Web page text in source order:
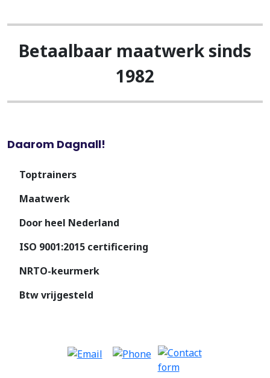
Betaalbaar maatwerk sinds
1982
Daarom Dagnall!
Toptrainers
Maatwerk
Door heel Nederland
ISO 9001:2015 certificering
NRTO-keurmerk
Btw vrijgesteld